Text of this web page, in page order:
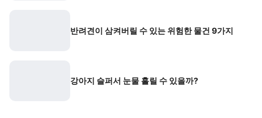
반려견이 삼켜버릴 수 있는 위험한 물건 9가지
강아지 슬퍼서 눈물 흘릴 수 있을까?